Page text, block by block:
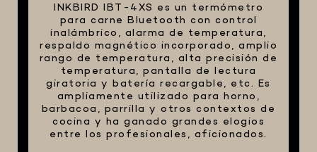
HARINAS ITALIANAS
HARINAS ARGENTINAS
CAFETERAS Y AFINES
CAFÉ
PARRILLA
INKBIRD IBT-4XS es ​​un termómetro
para carne Bluetooth con control
inalámbrico, alarma de temperatura,
respaldo magnético incorporado, amplio
rango de temperatura, alta precisión de
temperatura, pantalla de lectura
giratoria y batería recargable, etc. Es
ampliamente utilizado para horno,
barbacoa, parrilla y otros contextos de
cocina y ha ganado grandes elogios
entre los profesionales, aficionados.